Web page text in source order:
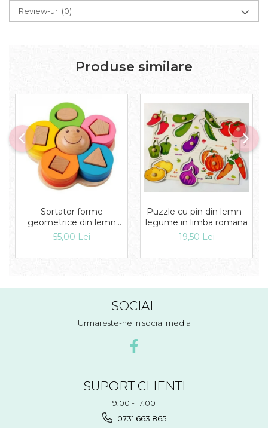
Review-uri (0)
Produse similare
Sortator forme
geometrice din lemn
Floare
55,00 Lei
Puzzle cu pin din lemn -
legume in limba romana
19,50 Lei
SOCIAL
Urmareste-ne in social media
SUPORT CLIENTI
9:00 - 17:00
0731 663 865